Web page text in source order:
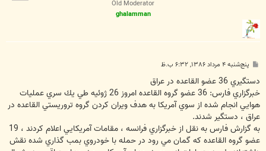
Old Moderator
ghalamman
پ
ت
پنج‌شنبه ۴ مرداد ۱۳۸۶, ۶:۳۲ ب.ظ
دستگيري 36 عضو القاعده در عراق
خبرگزاري فارس: 36 عضو گروه القاعده امروز 26 ژوئيه طي يك سري عمليات
هوايي انجام شده از سوي آمريكا به هدف ويران كردن گروه تروريستي القاعده در
عراق ، دستگير شدند.
به گزارش فارس به نقل از خبرگزاري فرانسه ، مقامات آمريكايي اعلام كردند ، 19
عضو گروه القاعده كه گمان مي رود در حمله با خودروي بمب گذاري شده نقش